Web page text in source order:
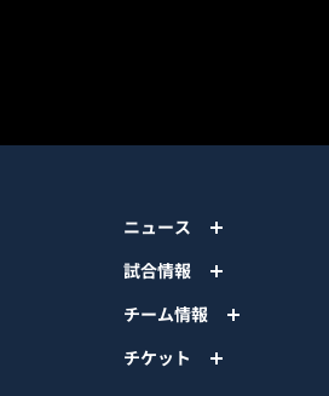
ニュース
試合情報
チーム情報
チケット